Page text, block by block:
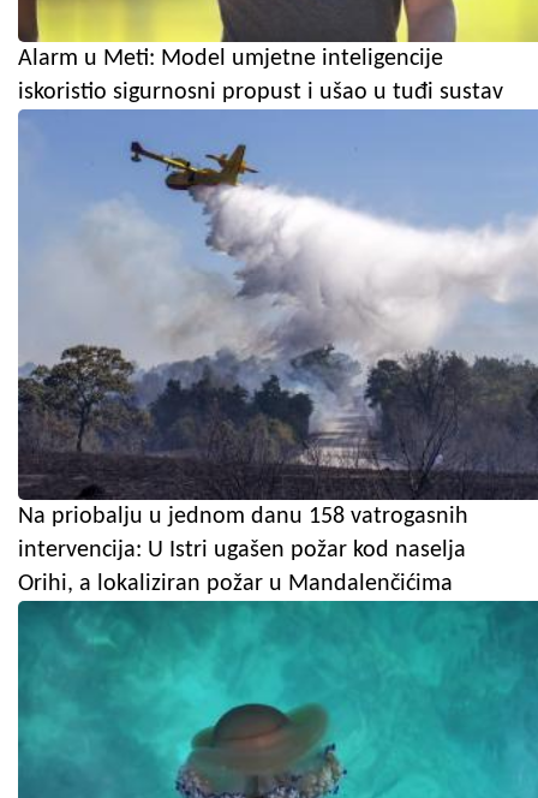
Alarm u Meti: Model umjetne inteligencije
iskoristio sigurnosni propust i ušao u tuđi sustav
Na priobalju u jednom danu 158 vatrogasnih
intervencija: U Istri ugašen požar kod naselja
Orihi, a lokaliziran požar u Mandalenčićima